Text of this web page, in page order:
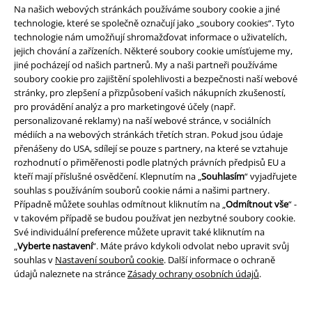
Na našich webových stránkách používáme soubory cookie a jiné
technologie, které se společně označují jako „soubory cookies“. Tyto
technologie nám umožňují shromažďovat informace o uživatelích,
jejich chování a zařízeních. Některé soubory cookie umísťujeme my,
jiné pocházejí od našich partnerů. My a naši partneři používáme
soubory cookie pro zajištění spolehlivosti a bezpečnosti naší webové
stránky, pro zlepšení a přizpůsobení vašich nákupních zkušeností,
pro provádění analýz a pro marketingové účely (např.
personalizované reklamy) na naší webové stránce, v sociálních
médiích a na webových stránkách třetích stran. Pokud jsou údaje
přenášeny do USA, sdílejí se pouze s partnery, na které se vztahuje
rozhodnutí o přiměřenosti podle platných právních předpisů EU a
kteří mají příslušné osvědčení. Klepnutím na „Souhlasím“ vyjadřujete
souhlas s používáním souborů cookie námi a našimi partnery.
Případně můžete souhlas odmítnout kliknutím na „Odmítnout vše“ -
v takovém případě se budou používat jen nezbytné soubory cookie.
Své individuální preference můžete upravit také kliknutím na
„Vyberte nastavení“. Máte právo kdykoli odvolat nebo upravit svůj
souhlas v Nastavení souborů cookie. Další informace o ochraně
údajů naleznete na stránceZásady ochrany osobních údajů.
Při hledání vzácného pokladu se mu přidávají Nami, navigátorka, a
Lorenor Zorro, bývalý loďařský lovec a šermíř. Společně se třemi dělají
pirátům kloučka Buggyho nepřítele. Za to získávají s Lysopem další členy
skupiny. Díky Lysopovi dostane Strohhutbanda svou první vlastní loď
nazvanou Flying Lamb. Aby mohli s lodí něco dělat, hledá banda
kuchaře a nachází ho v osobě Sanjiho. Teď už to může začít!
Společně se členové skupiny musí vyvarovat útokům námořního
kapitána Smokera, zachránit obřího velrybu La Boum, uniknout vysoké
odměně na Monkeyho hlavu a agresivním samurajům. Ale plavba není
jen na moři.
V One Piece se děje také pod vodou. Piráti se potápí na ostrov
Fischmenschen a opět jsou ve špatný čas na špatném místě. Jen díky
pomoci mořských králů může banda uniknout. Následují další
dobrodružství v Novém světě, na Zou a zmizení Sanjiho. V EMP One
Piece Online Shopu najdete kultovní znak Monkey D. Ruffyho: jeho
slamák.
Prožijte dobrodružství Strohhutbandy naplno